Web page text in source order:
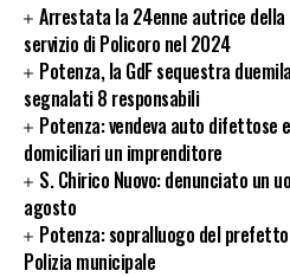
Arrestata la 24enne autrice
servizio di Policoro nel 2024
Potenza, la GdF sequestra
segnalati 8 responsabili
Potenza: vendeva auto difettose
domiciliari un imprenditore
S. Chirico Nuovo: denunciato un
agosto
Potenza: sopralluogo del
Polizia municipale